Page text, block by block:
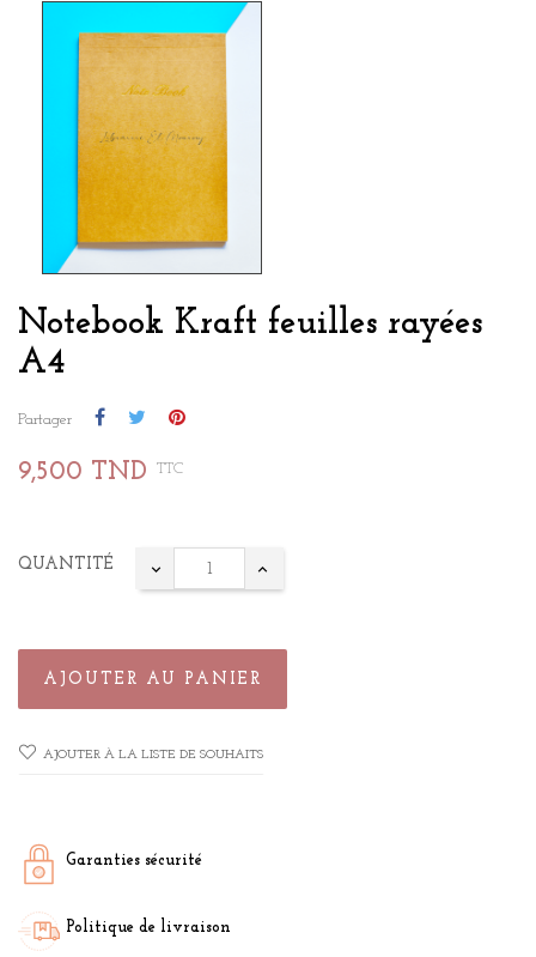
Notebook Kraft feuilles rayées
A4
Partager
9,500 TND TTC
QUANTITÉ
AJOUTER AU PANIER
AJOUTER À LA LISTE DE SOUHAITS
Garanties sécurité
Politique de livraison